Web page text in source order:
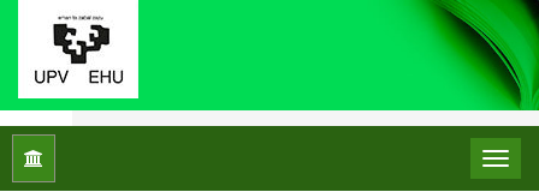
Inicio